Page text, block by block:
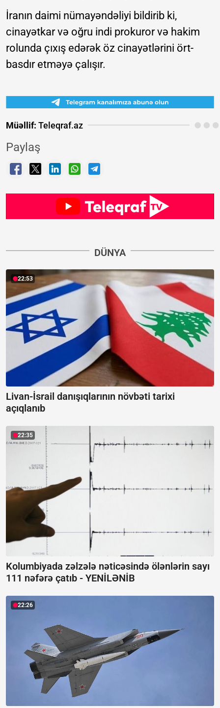
İranın daimi nümayəndəliyi bildirib ki,
cinayətkar və oğru indi prokuror və hakim
rolunda çıxış edərək öz cinayətlərini ört-
basdır etməyə çalışır.
Müəllif: Teleqraf.az
Paylaş
DÜNYA
22:53
Livan-İsrail danışıqlarının növbəti tarixi
açıqlanıb
22:35
Kolumbiyada zəlzələ nəticəsində ölənlərin sayı
111 nəfərə çatıb - YENİLƏNİB
22:26